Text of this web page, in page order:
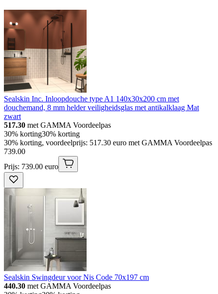
Sealskin Inc. Inloopdouche type A1 140x30x200 cm met
douchemand, 8 mm helder veiligheidsglas met antikalklaag Mat
zwart
517.30 met GAMMA Voordeelpas
30% korting30% korting
30% korting, voordeelprijs: 517.30 euro met GAMMA Voordeelpas
739.00
Prijs: 739.00 euro
Sealskin Swingdeur voor Nis Code 70x197 cm
440.30 met GAMMA Voordeelpas